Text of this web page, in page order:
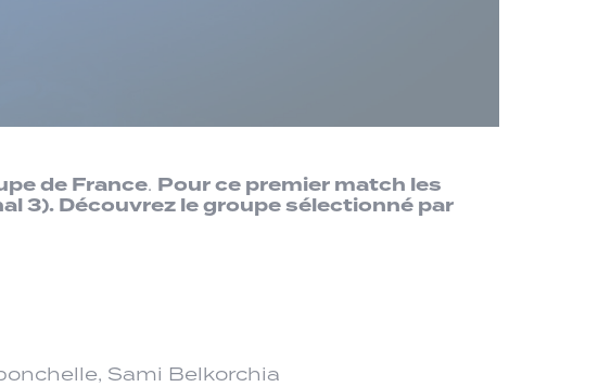
de France. Pour ce premier match les
3). Découvrez le groupe sélectionné par
Sami Belkorchia